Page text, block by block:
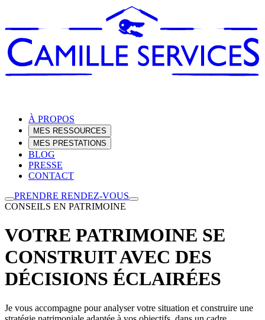
À PROPOS
MES RESSOURCES
MES PRESTATIONS
BLOG
PRESSE
CONTACT
PRENDRE RENDEZ-VOUS
CONSEILS EN PATRIMOINE
VOTRE PATRIMOINE SE
CONSTRUIT AVEC DES
DÉCISIONS ÉCLAIRÉES
Je vous accompagne pour analyser votre situation et construire une